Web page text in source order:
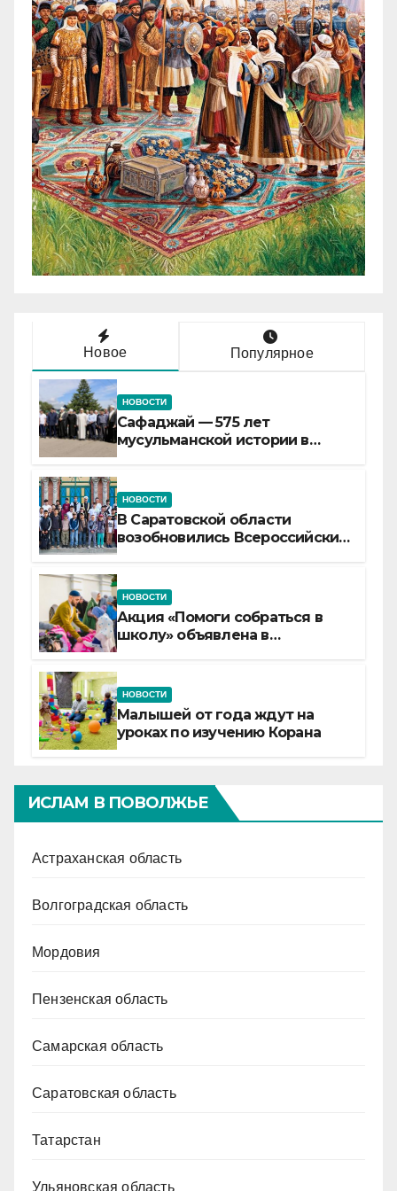
Новое Популярное
НОВОСТИ
Сафаджай — 575 лет
мусульманской истории в
НОВОСТИ
В Саратовской области
возобновились Всероссийские
НОВОСТИ
Акция «Помоги собраться в
школу» объявлена в
НОВОСТИ
Малышей от года ждут на
уроках по изучению Корана
ИСЛАМ В ПОВОЛЖЬЕ
Астраханская область
Волгоградская область
Мордовия
Пензенская область
Самарская область
Саратовская область
Татарстан
Ульяновская область